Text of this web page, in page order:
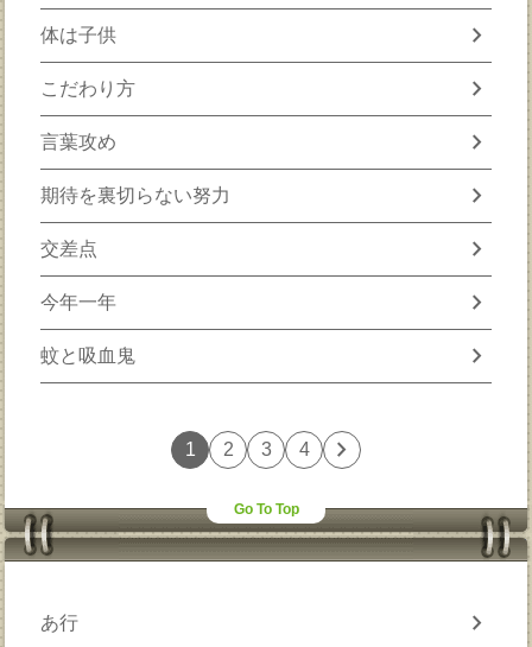
体は子供 chevron_right
こだわり方 chevron_right
言葉攻め chevron_right
期待を裏切らない努力 chevron_right
交差点 chevron_right
今年一年 chevron_right
蚊と吸血鬼 chevron_right
1 2 3 4 chevron_right
Go To Top
あ行 chevron_right